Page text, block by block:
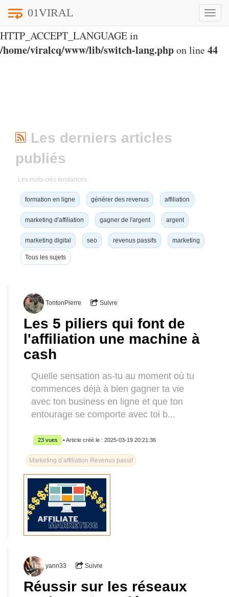
Notice
HTTP_ACCEPT_LANGUAGE in
/home/viralcq/www/lib/switch-lang.phpon line44
Toggle
01VIRAL
Les derniers articles
publiés
Les mots-clés tendances
formation en ligne générer des revenus affiliation
marketing d'affiliation gagner de l'argent argent
marketing digital seo revenus passifs marketing
Tous les sujets
TontonPierre Suivre
Les 5 piliers qui font de
l'affiliation une machine à
cash
Quelle sensation as-tu au moment où tu
commences déjà à bien gagner ta vie
avec ton business en ligne et que ton
entourage se comporte avec toi b...
23 vues • Article créé le : 2025-03-19 20:21:36
Marketing d’affiliation Revenus passif
yann33 Suivre
Réussir sur les réseaux